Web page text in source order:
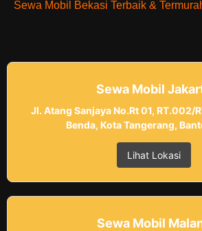
Sewa Mobil Bekasi Terbaik &
Sewa Mobil
Jl. Atang Sanjaya No.Rt 01, RT.002/
Benda, Kota Tangerang,
Lihat Lokasi
Sewa Mobil